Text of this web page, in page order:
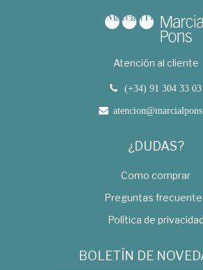
Atención al cliente
(+34) 91 304 33 03
¿DUDAS?
Como comprar
Preguntas
Política de privacidad
BOLETÍN DE